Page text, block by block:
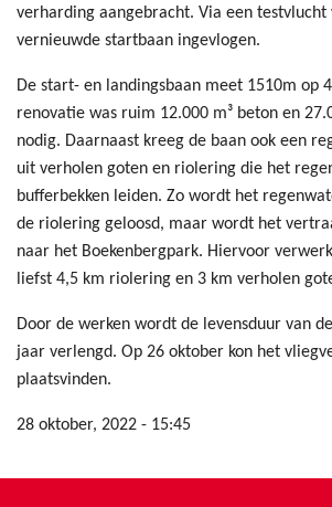
verharding aangebracht. Via een testvlucht
vernieuwde startbaan ingevlogen.
De start- en landingsbaan meet 1510m op
renovatie was ruim 12.000 m³ beton en
nodig. Daarnaast kreeg de baan ook een
uit verholen goten en riolering die het
bufferbekken leiden. Zo wordt het
de riolering geloosd, maar wordt het
naar het Boekenbergpark. Hiervoor
liefst 4,5 km riolering en 3 km verholen
Door de werken wordt de levensduur van
jaar verlengd. Op 26 oktober kon het
plaatsvinden.
28 oktober, 2022 - 15:45